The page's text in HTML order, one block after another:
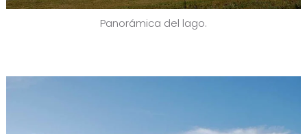
Panorámica del lago.